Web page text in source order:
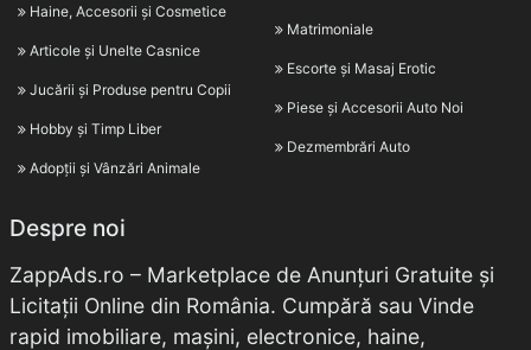
Haine, Accesorii și Cosmetice
Articole și Unelte Casnice
Jucării și Produse pentru Copii
Hobby și Timp Liber
Adopții și Vânzări Animale
Matrimoniale
Escorte și Masaj Erotic
Piese și Accesorii Auto Noi
Dezmembrări Auto
Despre noi
ZappAds.ro – Marketplace de Anunțuri Gratuite și
Licitații Online din România. Cumpără sau Vinde
rapid imobiliare, mașini, electronice, haine,